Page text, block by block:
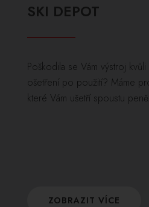
SKI DEPOT
Poškodila se Vám výstroj
ošetření po použití? Máme
které Vám ušetří spoustu
ZOBRAZIT VÍCE